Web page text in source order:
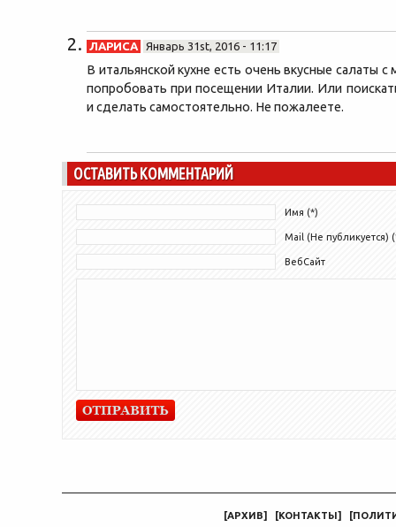
ЛАРИСА Январь 31st, 2016 - 11:17
В итальянской кухне есть очень вкусные салаты
попробовать при посещении Италии. Или
и сделать самостоятельно. Не пожалеете.
ОСТАВИТЬ КОММЕНТАРИЙ
Имя (*)
Mail (Не публикуется)
ВебСайт
[АРХИВ] [КОНТАКТЫ] [